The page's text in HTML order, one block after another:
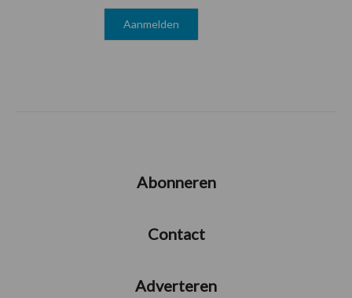
Abonneren
Contact
Adverteren